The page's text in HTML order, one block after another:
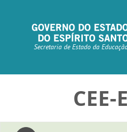
Secretaria de Estado da
CEE-